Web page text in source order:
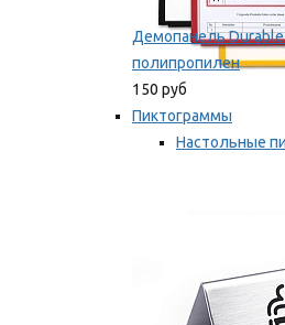
Демопанель Durable
полипропилен
150 руб
Пиктограммы
Настольные